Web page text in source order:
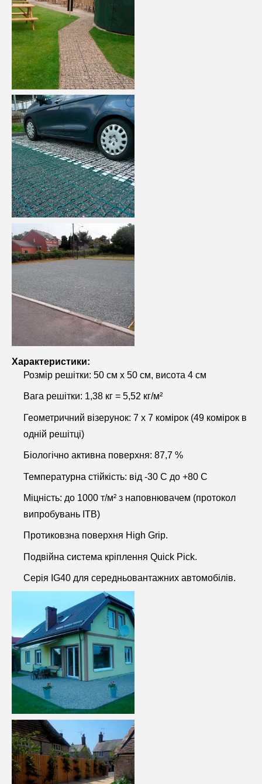
Характеристики:
Розмір решітки: 50 cм x 50 cм, висота 4 cм
Вага решітки: 1,38 кг = 5,52 кг/м²
Геометричний візерунок: 7 x 7 комірок (49 комірок в
одній решітці)
Біологічно активна поверхня: 87,7 %
Температурна стійкість: від -30 C до +80 C
Міцність: до 1000 т/м² з наповнювачем (протокол
випробувань ITB)
Протиковзна поверхня High Grip.
Подвійна система кріплення Quick Pick.
Серія IG40 для середньовантажних автомобілів.